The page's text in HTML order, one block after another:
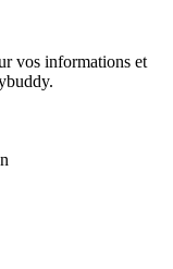
vos informations et